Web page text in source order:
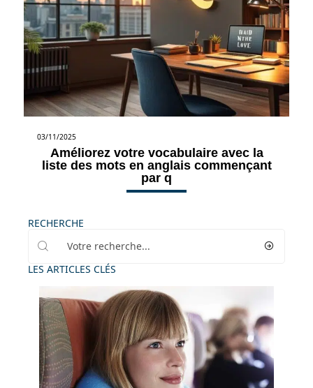
03/11/2025
Améliorez votre vocabulaire avec la
liste des mots en anglais commençant
par q
RECHERCHE
LES ARTICLES CLÉS